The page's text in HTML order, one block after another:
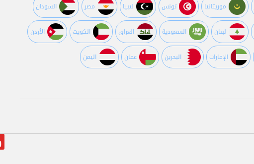
موريتانيا تونس ليبيا مصر السودان
لبنان السعودية العراق الكويت اﻷردن
اﻹمارات البحرين عمان اليمن